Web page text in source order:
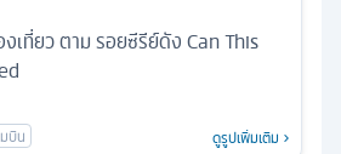
งเที่ยว ตาม รอยซีรีย์ดัง Can This
ดูรูปเพิ่มเติม